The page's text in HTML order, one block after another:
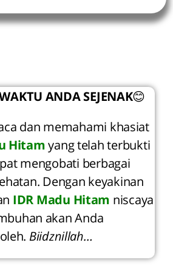
ANDA SEJENAK😊
dan memahami khasiat
Hitamyang telah terbukti
mengobati berbagai
Dengan keyakinan
IDR Madu Hitam niscaya
akan Anda
Biidznillah…